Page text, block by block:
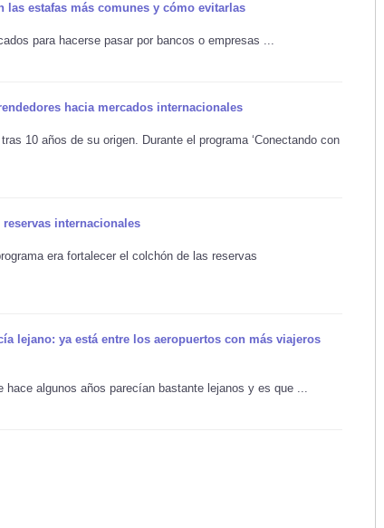
las estafas más comunes y cómo evitarlas
para hacerse pasar por bancos o empresas ...
hacia mercados internacionales
10 años de su origen. Durante el programa ‘Conectando con
internacionales
era fortalecer el colchón de las reservas
lejano: ya está entre los aeropuertos con más viajeros
hace algunos años parecían bastante lejanos y es que ...